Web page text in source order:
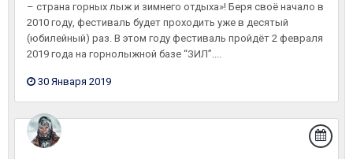
– страна горных лыж и зимнего отдыха»! Беря своё начало в
2010 году, фестиваль будет проходить уже в десятый
(юбилейный) раз. В этом году фестиваль пройдёт 2 февраля
2019 года на горнолыжной базе “ЗИЛ”....
30 Января 2019